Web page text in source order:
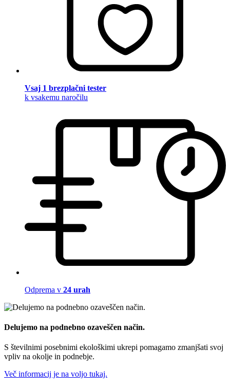
Vsaj 1 brezplačni tester
k vsakemu naročilu
Odprema v 24 urah
Delujemo na podnebno ozaveščen način.
S številnimi posebnimi ekološkimi ukrepi pomagamo zmanjšati svoj
vpliv na okolje in podnebje.
Več informacij je na voljo tukaj.